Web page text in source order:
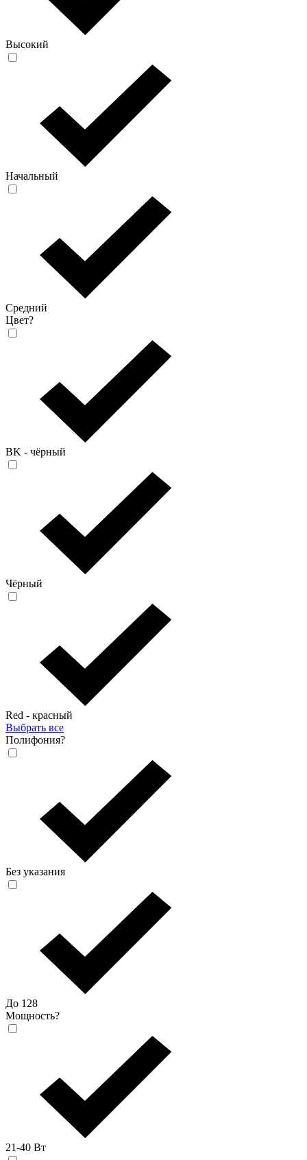
Высокий
Начальный
Средний
Цвет?
BK - чёрный
Чёрный
Red - красный
Выбрать все
Полифония?
Без указания
До 128
Мощность?
21-40 Вт